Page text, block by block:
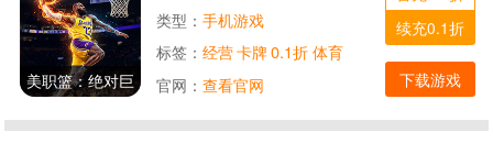
美职篮：绝对巨
类型： 手机游戏
标签： 经营卡牌0.1折体育
官网： 查看官网
续充0.1折
下载游戏